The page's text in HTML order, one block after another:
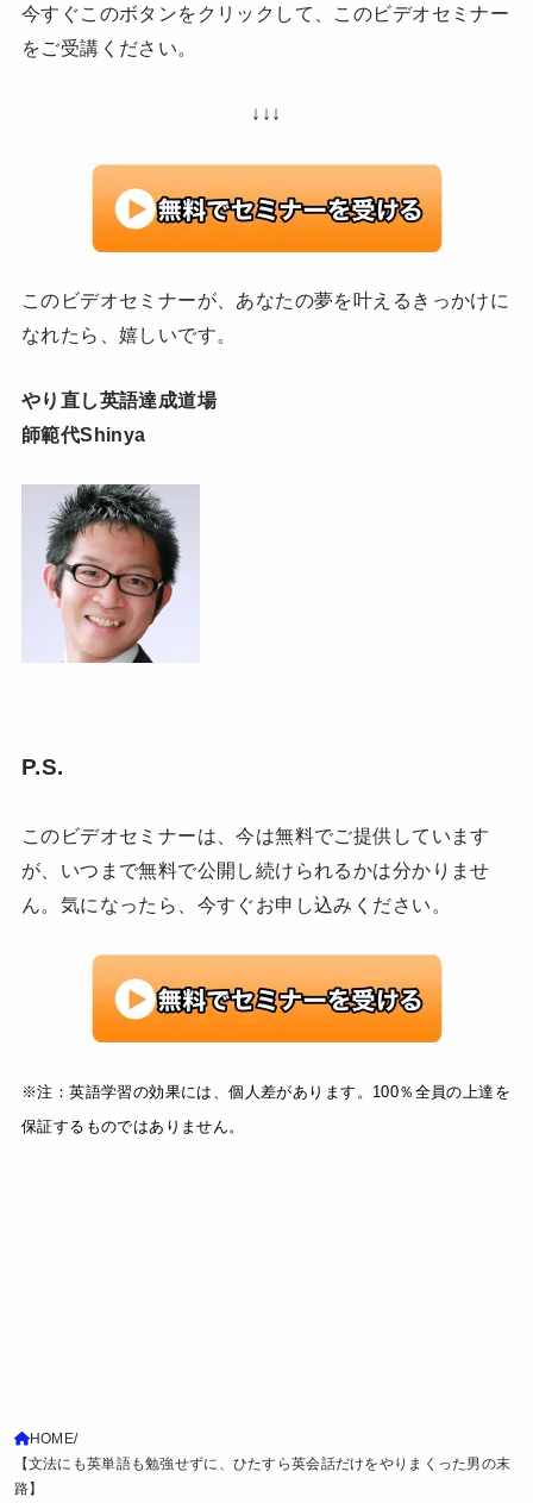
今すぐこのボタンをクリックして、このビデオセミナー
をご受講ください。
↓↓↓
このビデオセミナーが、あなたの夢を叶えるきっかけに
なれたら、嬉しいです。
やり直し英語達成道場
師範代Shinya
P.S.
このビデオセミナーは、今は無料でご提供しています
が、いつまで無料で公開し続けられるかは分かりませ
ん。気になったら、今すぐお申し込みください。
※注：英語学習の効果には、個人差があります。100％全員の上達を
保証するものではありません。
HOME
【文法にも英単語も勉強せずに、ひたすら英会話だけをやりまくった男の末
路】